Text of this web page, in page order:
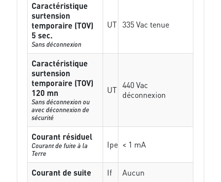
Caractéristique
surtension
temporaire (TOV)
5 sec.
Sans déconnexion
UT 335 Vac tenue
Caractéristique
surtension
temporaire (TOV)
120 mn
Sans déconnexion ou
avec déconnexion de
sécurité
UT 440 Vac
déconnexion
Courant résiduel
Courant de fuite à la
Terre
Ipe < 1 mA
Courant de suite If
Aucun